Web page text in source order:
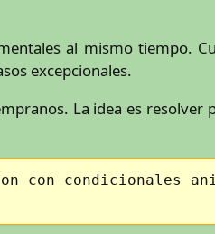
al mismo tiempo.
excepcionales.
La idea es
condicionales